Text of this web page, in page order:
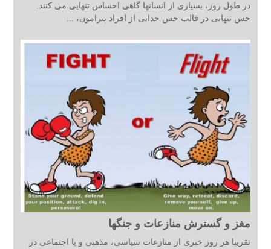
در طول روز، بسیاری از انسانها گاهی احساس تنهایی می کنند.
حس تنهایی در قالب حس جدایی از افراد پیرامون، ...
مغز و گسترش منازعات و جنگها
تقریبا هر روز خبری از منازعات سیاسی، مذهبی و یا اجتماعی در